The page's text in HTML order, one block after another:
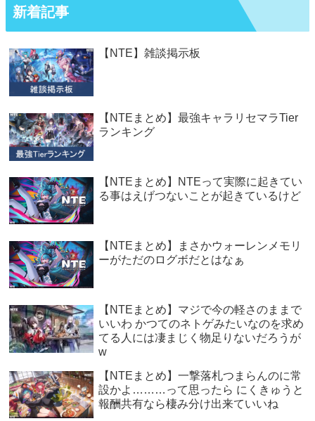
新着記事
【NTE】雑談掲示板
【NTEまとめ】最強キャラリセマラTier
ランキング
【NTEまとめ】NTEって実際に起きてい
る事はえげつないことが起きているけど
【NTEまとめ】まさかウォーレンメモリ
ーがただのログボだとはなぁ
【NTEまとめ】マジで今の軽さのままで
いいわ かつてのネトゲみたいなのを求め
てる人には凄まじく物足りないだろうが
w
【NTEまとめ】一撃落札つまらんのに常
設かよ………って思ったら にくきゅうと
報酬共有なら棲み分け出来ていいね